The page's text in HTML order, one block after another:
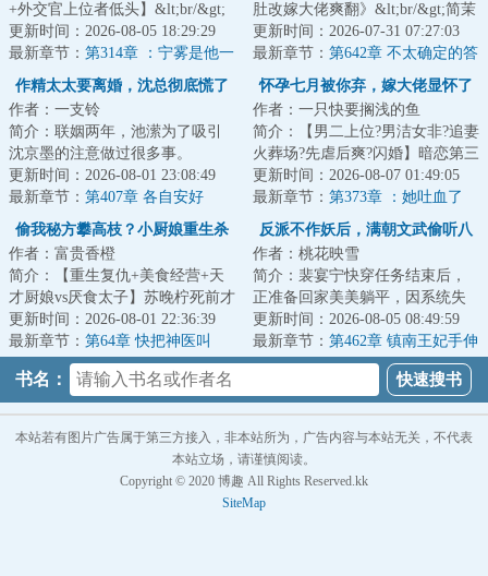
+外交官上位者低头】&lt;br/&gt;
宁雾拿到子宫癌诊断书那天，撞
破丈夫陪她亲...
更新时间：2026-08-05 18:29:29
最新章节： 第314章 ：宁雾是他一
生亏欠
肚改嫁大佬爽翻》&lt;br/&gt;简茉
生日那天，丈夫陆钦淮一直守在
医院，陪着...
更新时间：2026-07-31 07:27:03
最新章节： 第642章 不太确定的答
案
作精太太要离婚，沈总彻底慌了
作者：一支铃
简介：联姻两年，池潆为了吸引
沈京墨的注意做过很多事。
&lt;br/&gt;然而得到他最多的一句
回应就是：别作...
更新时间：2026-08-01 23:08:49
最新章节： 第407章 各自安好
怀孕七月被你弃，嫁大佬显怀了
你没释怀
作者：一只快要搁浅的鱼
简介：【男二上位?男洁女非?追妻
火葬场?先虐后爽?闪婚】暗恋第三
年，孟挽如愿以偿的嫁给陆沉
渊，却在怀孕...
更新时间：2026-08-07 01:49:05
最新章节： 第373章 ：她吐血了
偷我秘方攀高枝？小厨娘重生杀
疯了
作者：富贵香橙
简介：【重生复仇+美食经营+天
才厨娘vs厌食太子】苏晚柠死前才
知道，十年相伴的表妹，为了当
上太子妃，偷...
更新时间：2026-08-01 22:36:39
最新章节： 第64章 快把神医叫
反派不作妖后，满朝文武偷听八
卦
作者：桃花映雪
简介：裴宴宁快穿任务结束后，
正准备回家美美躺平，因系统失
误导致她被送到架空世界。
&lt;br/&gt;成为丞...
更新时间：2026-08-05 08:49:59
最新章节： 第462章 镇南王妃手伸
的太长了
书名：
本站若有图片广告属于第三方接入，非本站所为，广告内容与本站无关，不代表
本站立场，请谨慎阅读。
Copyright © 2020 博趣 All Rights Reserved.kk
SiteMap